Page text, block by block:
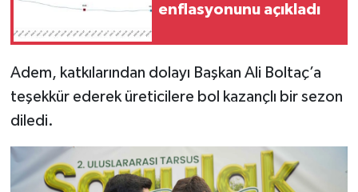
enflasyonunu açıkladı
Adem, katkılarından dolayı Başkan Ali Boltaç’a
teşekkür ederek üreticilere bol kazançlı bir sezon
diledi.